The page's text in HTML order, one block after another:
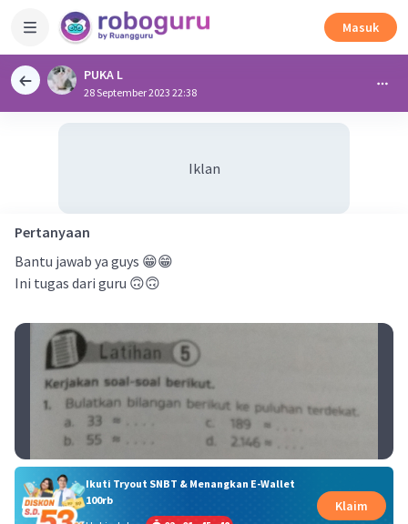
Masuk
PUKA L
28 September 2023 22:38
Iklan
Pertanyaan
Bantu jawab ya guys 😁😁
Ini tugas dari guru 🙃🙃
Ikuti Tryout SNBT & Menangkan E-Wallet
100rb
Klaim